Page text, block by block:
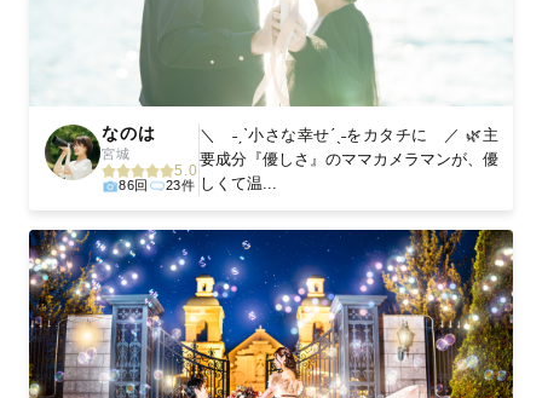
なのは
宮城
5.0
86回 23件
＼ ˗ˏˋ小さな幸せˊˎ˗をカタチに ／ 🌿主
要成分『優しさ』のママカメラマンが、優
しくて温...